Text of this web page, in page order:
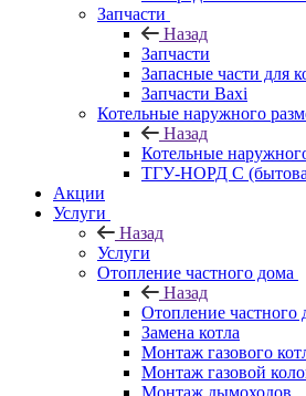
Запчасти
Назад
Запчасти
Запасные части для
Запчасти Baxi
Котельные наружного
Назад
Котельные
ТГУ-НОРД С
Акции
Услуги
Назад
Услуги
Отопление частного дома
Назад
Отопление частного
Замена котла
Монтаж газового
Монтаж газовой
Монтаж дымоходов